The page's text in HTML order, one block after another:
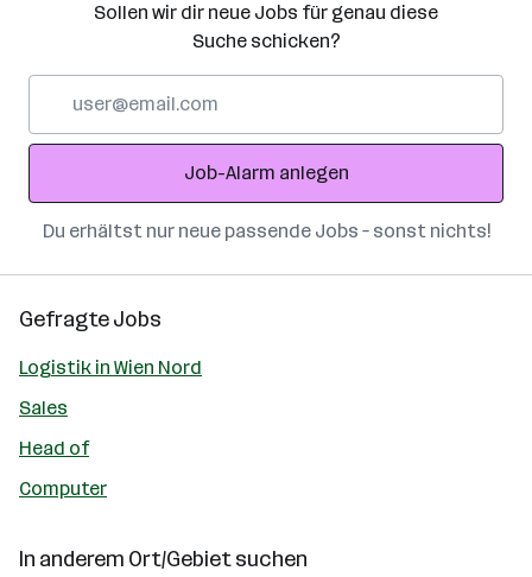
Sollen wir dir neue Jobs für genau diese
Suche schicken?
Adresse
Job-Alarm anlegen
Du erhältst nur neue passende Jobs – sonst nichts!
Gefragte Jobs
Logistik in Wien Nord
Sales
Head of
Computer
In anderem Ort/Gebiet suchen